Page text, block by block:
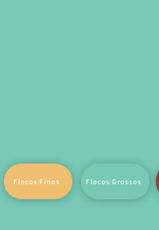
Flocos Finos Flocos Grossos